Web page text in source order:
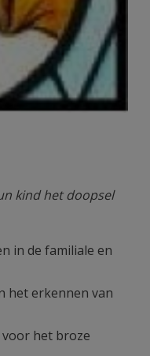
kind het doopsel
in de familiale en
het erkennen van
voor het broze